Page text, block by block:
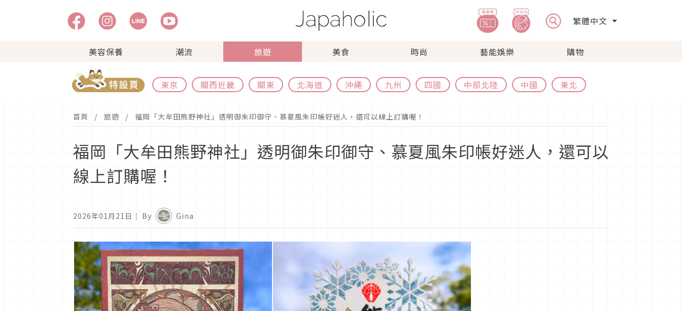
繁體中文
美容保養 潮流 旅遊 美食 時尚 藝能娛樂 購物
東京 關西近畿 關東 北海道 沖繩 九州 四國 中部北陸 中國 東北
首頁 旅遊 福岡「大牟田熊野神社」透明御朱印御守、慕夏風朱印帳好迷人，還可以線上訂購喔！
福岡「大牟田熊野神社」透明御朱印御守、慕夏風朱印帳好迷人，還可以
線上訂購喔！
2026年01月21日 ｜ By Gina